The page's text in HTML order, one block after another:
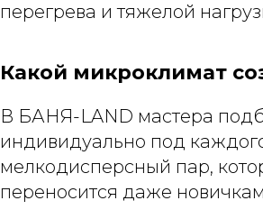
перегрева и тяжелой
Какой микроклимат
В БАНЯ-LAND мастера
индивидуально под
мелкодисперсный пар,
переносится даже